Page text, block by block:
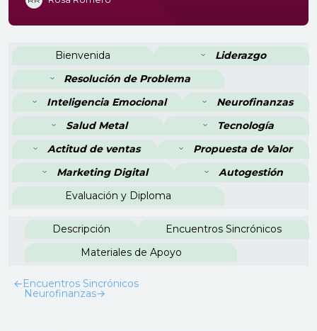
Perfilado de sección
Bienvenida
Liderazgo
Resolución de Problema
Inteligencia Emocional
Neurofinanzas
Salud Metal
Tecnología
Actitud de ventas
Propuesta de Valor
Marketing Digital
Autogestión
Evaluación y Diploma
Descripción
Encuentros Sincrónicos
Materiales de Apoyo
←Encuentros Sincrónicos
→
Neurofinanzas